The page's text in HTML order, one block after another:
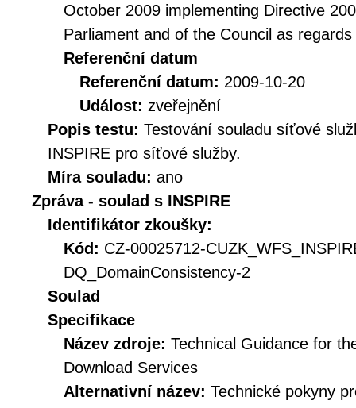
October 2009 implementing Directive
Parliament and of the Council as
Referenční datum
Referenční datum: 2009-10-20
Událost: zveřejnění
Popis testu: Testování souladu síťové
INSPIRE pro síťové služby.
Míra souladu: ano
Zpráva - soulad s INSPIRE
Identifikátor zkoušky:
Kód: CZ-00025712-
DQ_DomainConsistency-2
Soulad
Specifikace
Název zdroje: Technical Guidance for
Download Services
Alternativní název: Technické pokyny